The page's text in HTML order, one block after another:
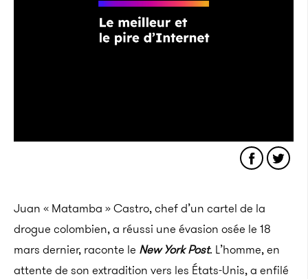
Juan « Matamba » Castro, chef d’un cartel de la
drogue colombien, a réussi une évasion osée le 18
mars dernier, raconte le New York Post. L’homme, en
attente de son extradition vers les États-Unis, a enfilé